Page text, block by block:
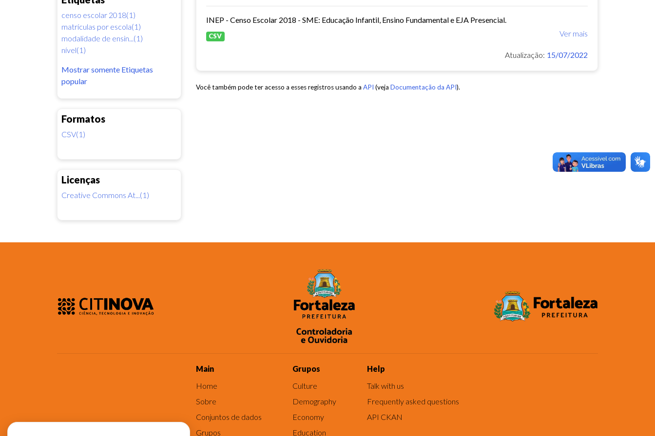
censo escolar 2018(1)
matrículas por escola(1)
modalidade de ensin...(1)
nível(1)
Mostrar somente Etiquetas
popular
Formatos
CSV(1)
Licenças
Creative Commons At...(1)
INEP - Censo Escolar 2018 - SME: Educação Infantil, Ensino Fundamental e EJA Presencial.
Ver mais
CSV
Atualização: 15/07/2022
Você também pode ter acesso a esses registros usando a API (veja Documentação da API).
Main
Home
Sobre
Conjuntos de dados
Grupos
Grupos
Culture
Demography
Economy
Education
Help
Talk with us
Frequently asked questions
API CKAN